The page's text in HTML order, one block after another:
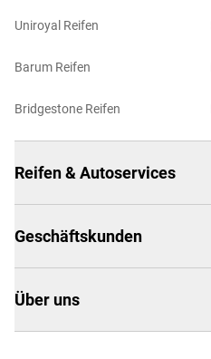
Uniroyal Reifen
Barum Reifen
Bridgestone Reifen
Reifen & Autoservices
Geschäftskunden
Über uns